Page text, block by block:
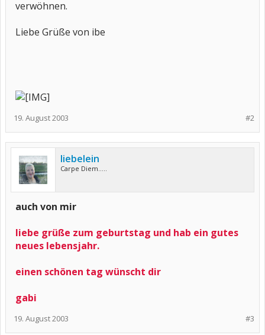
verwöhnen.
Liebe Grüße von ibe
#2
19. August 2003
liebelein
Carpe Diem.....
auch von mir
liebe grüße zum geburtstag und hab ein gutes
neues lebensjahr.
einen schönen tag wünscht dir
gabi
#3
19. August 2003